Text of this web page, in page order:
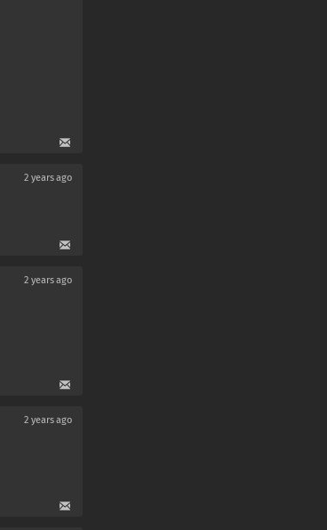
2 years ago
2 years ago
2 years ago